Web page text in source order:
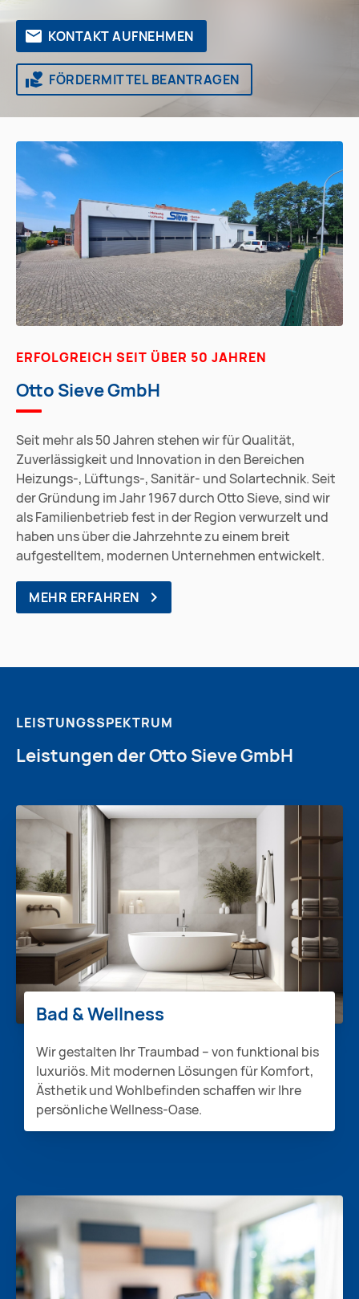
KONTAKT AUFNEHMEN
FÖRDERMITTEL BEANTRAGEN
ERFOLGREICH SEIT ÜBER 50 JAHREN
Otto Sieve GmbH
Seit mehr als 50 Jahren stehen wir für Qualität,
Zuverlässigkeit und Innovation in den Bereichen
Heizungs-, Lüftungs-, Sanitär- und Solartechnik. Seit
der Gründung im Jahr 1967 durch Otto Sieve, sind wir
als Familienbetrieb fest in der Region verwurzelt und
haben uns über die Jahrzehnte zu einem breit
aufgestelltem, modernen Unternehmen entwickelt.
MEHR ERFAHREN
LEISTUNGSSPEKTRUM
Leistungen derOtto Sieve GmbH
Bad & Wellness
Wir gestalten Ihr Traumbad – von funktional bis
luxuriös. Mit modernen Lösungen für Komfort,
Ästhetik und Wohlbefinden schaffen wir Ihre
persönliche Wellness-Oase.